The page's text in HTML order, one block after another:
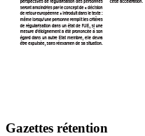
Gazettes rétention